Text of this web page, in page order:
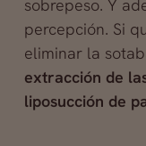
sobrepeso. Y
percepción. Si
eliminar la
extracción de
liposucción de